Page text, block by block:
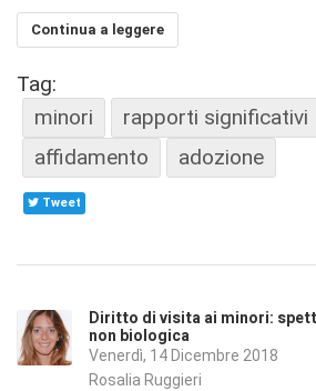
Continua a leggere
Tag:
minori
rapporti significativi
affidamento
adozione
Tweet
Diritto di visita ai minori:
non biologica
Venerdì, 14 Dicembre 2018
Rosalia Ruggieri